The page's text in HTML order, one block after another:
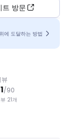
트 방문
에 도달하는 방법
뷰
/90
21개